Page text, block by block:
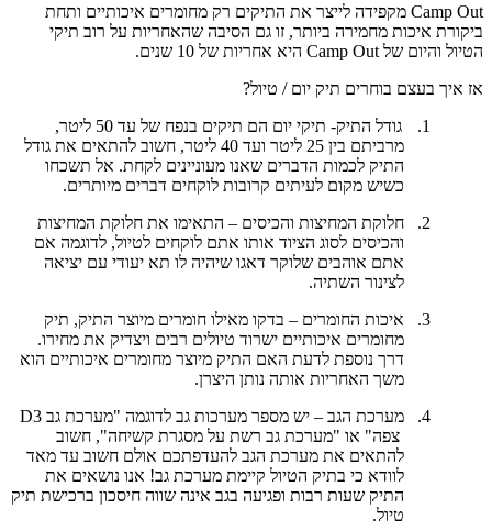
Camp Out מקפידה לייצר את התיקים רק מחומרים איכותיים ותחת
ביקורת איכות מחמירה ביותר, זו גם הסיבה שהאחריות על רוב תיקי
הטיול והיום של Camp Out היא אחריות של 10 שנים.
אז איך בעצם בוחרים תיק יום / טיול?
1.
גודל התיק- תיקי יום הם תיקים בנפח של עד 50 ליטר,
מרביתם בין 25 ליטר ועד 40 ליטר, חשוב להתאים את גודל
התיק לכמות הדברים שאנו מעוניינים לקחת. אל תשכחו
כשיש מקום לעיתים קרובות לוקחים דברים מיותרים.
2.
חלוקת המחיצות והכיסים – התאימו את חלוקת המחיצות
והכיסים לסוג הציוד אותו אתם לוקחים לטיול, לדוגמה אם
אתם אוהבים שלוקר דאגו שיהיה לו תא יעודי עם יציאה
לצינור השתיה.
3.
איכות החומרים – בדקו מאילו חומרים מיוצר התיק, תיק
מחומרים איכותיים ישרוד טיולים רבים ויצדיק את מחירו.
דרך נוספת לדעת האם התיק מיוצר מחומרים איכותיים הוא
משך האחריות אותה נותן היצרן.
4.
מערכת הגב – יש מספר מערכות גב לדוגמה "מערכת גב D3
צפה" או "מערכת גב רשת על מסגרת קשיחה", חשוב
להתאים את מערכת הגב להעדפתכם אולם חשוב עד מאד
לוודא כי בתיק הטיול קיימת מערכת גב! אנו נושאים את
התיק שעות רבות ופגיעה בגב אינה שווה חיסכון ברכישת תיק
טיול.